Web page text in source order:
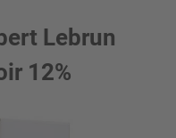
Lebrun
12%